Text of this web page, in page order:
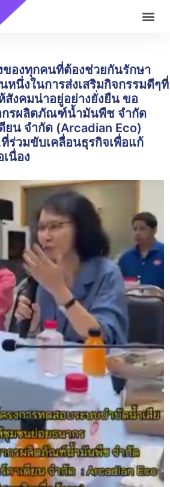
ของทุกคนที่ต้องช่วยกันรักษา
หนึ่งในการส่งเสริมกิจกรรมดีๆที่
งคมน่าอยู่อย่างยั่งยืน ขอ
รผลิตภัณฑ์น้ำมันพืช จำกัด
ยน จำกัด (Arcadian Eco)
ร่วมขับเคลื่อนธุรกิจเพื่อแก้
นื่อง